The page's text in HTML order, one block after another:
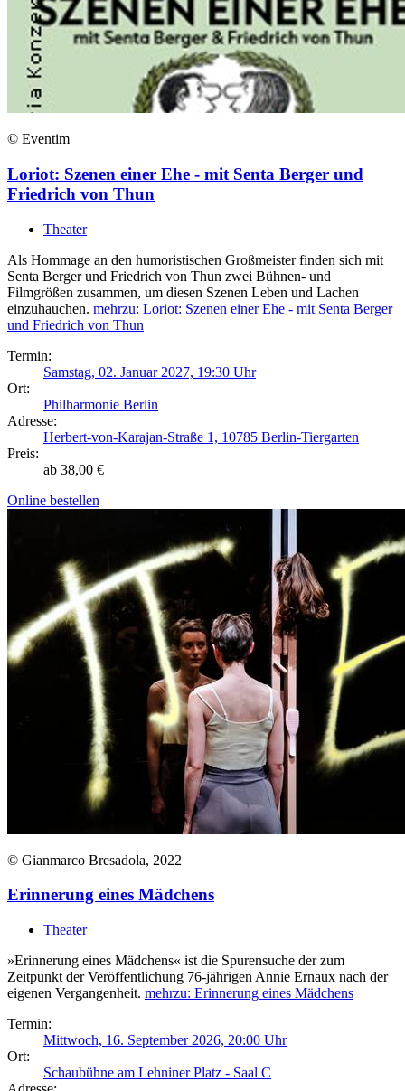
© Eventim
Loriot: Szenen einer Ehe - mit Senta Berger und
Friedrich von Thun
Theater
Als Hommage an den humoristischen Großmeister finden sich mit
Senta Berger und Friedrich von Thun zwei Bühnen- und
Filmgrößen zusammen, um diesen Szenen Leben und Lachen
einzuhauchen. mehrzu: Loriot: Szenen einer Ehe - mit Senta Berger
und Friedrich von Thun
Termin:
Samstag, 02. Januar 2027, 19:30 Uhr
Ort:
Philharmonie Berlin
Adresse:
Herbert-von-Karajan-Straße 1, 10785 Berlin-Tiergarten
Preis:
ab 38,00 €
Online bestellen
© Gianmarco Bresadola, 2022
Erinnerung eines Mädchens
Theater
»Erinnerung eines Mädchens« ist die Spurensuche der zum
Zeitpunkt der Veröffentlichung 76-jährigen Annie Ernaux nach der
eigenen Vergangenheit. mehrzu: Erinnerung eines Mädchens
Termin:
Mittwoch, 16. September 2026, 20:00 Uhr
Ort:
Schaubühne am Lehniner Platz - Saal C